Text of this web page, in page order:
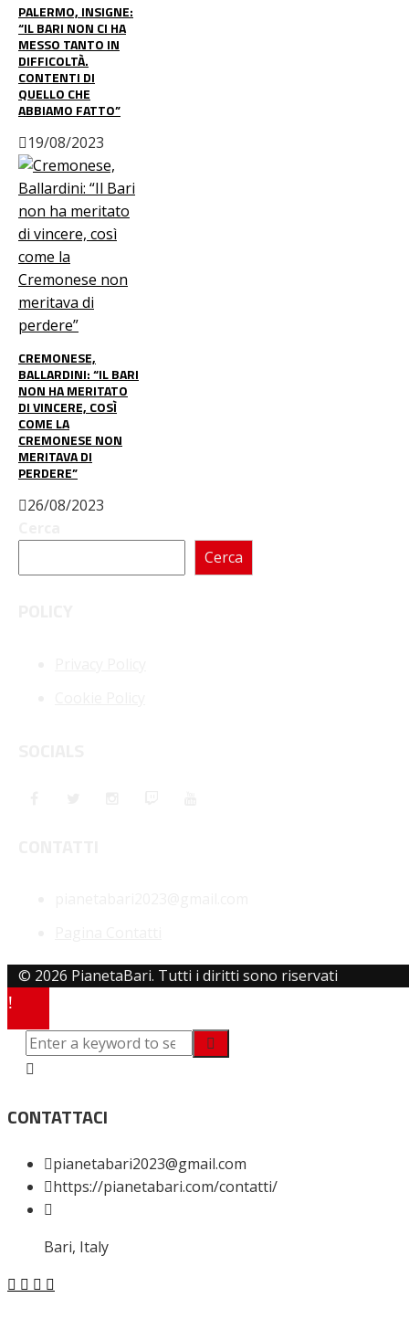
PALERMO, INSIGNE:
“IL BARI NON CI HA
MESSO TANTO IN
DIFFICOLTÀ.
CONTENTI DI
QUELLO CHE
ABBIAMO FATTO”
19/08/2023
CREMONESE,
BALLARDINI: “IL BARI
NON HA MERITATO
DI VINCERE, COSÌ
COME LA
CREMONESE NON
MERITAVA DI
PERDERE”
26/08/2023
Cerca
© 2026 PianetaBari. Tutti i diritti sono riservati
CONTATTACI
pianetabari2023@gmail.com
https://pianetabari.com/contatti/
Bari, Italy